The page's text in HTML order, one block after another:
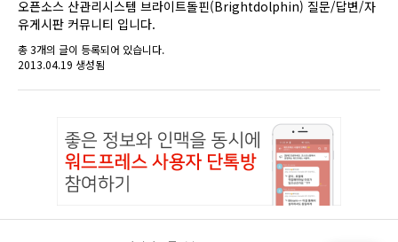
오픈소스 산관리시스템 브라이트돌핀(Brightdolphin) 질문/답변/자
유게시판 커뮤니티 입니다.
총 3개의 글이 등록되어 있습니다.
2013.04.19 생성됨